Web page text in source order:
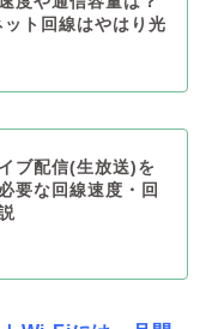
ト回線はやはり光
ブ配信(生放送)を
要な回線速度・回